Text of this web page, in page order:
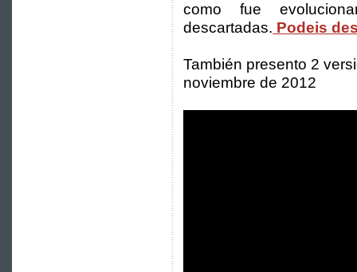
como fue
descartadas. Podeis
También presento 2
noviembre de 2012